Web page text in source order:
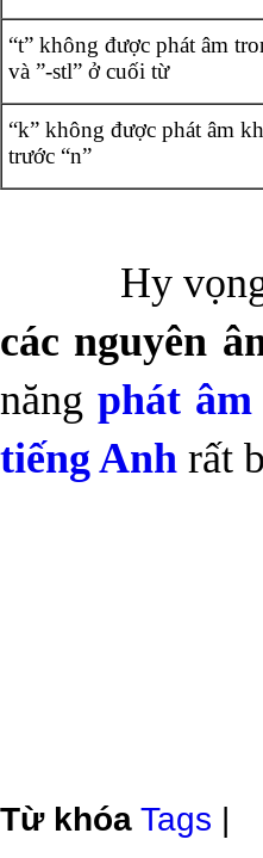
“t” không được phát âm
và ”-stl” ở cuối từ
“k” không được phát âm
trước “n”
Hy
các nguyên
năng phát
tiếng Anh rất
Từ khóa Tags |